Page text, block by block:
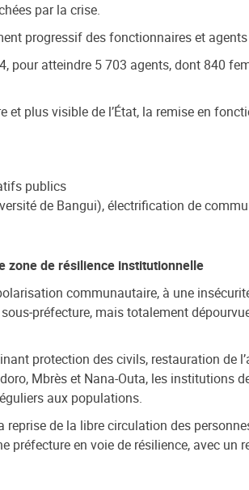
par la crise.
progressif des fonctionnaires et
pour atteindre 5 703 agents, dont 840
et plus visible de l’État, la remise en
publics
de Bangui), électrification de
zone de résilience institutionnelle
communautaire, à une
mais totalement
protection des civils, restauration
Mbrès et Nana-Outa, les institutions
aux populations.
de la libre circulation des
préfecture en voie de résilience, avec